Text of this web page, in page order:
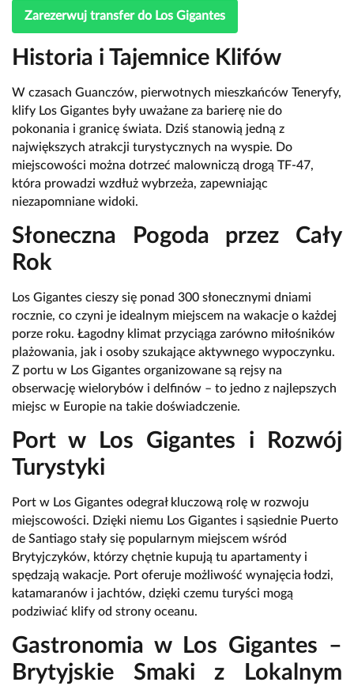
Zarezerwuj transfer do Los Gigantes
Historia i Tajemnice Klifów
W czasach Guanczów, pierwotnych mieszkańców Teneryfy,
klify Los Gigantes były uważane za barierę nie do
pokonania i granicę świata. Dziś stanowią jedną z
największych atrakcji turystycznych na wyspie. Do
miejscowości można dotrzeć malowniczą drogą TF-47,
która prowadzi wzdłuż wybrzeża, zapewniając
niezapomniane widoki.
Słoneczna Pogoda przez Cały
Rok
Los Gigantes cieszy się ponad 300 słonecznymi dniami
rocznie, co czyni je idealnym miejscem na wakacje o każdej
porze roku. Łagodny klimat przyciąga zarówno miłośników
plażowania, jak i osoby szukające aktywnego wypoczynku.
Z portu w Los Gigantes organizowane są rejsy na
obserwację wielorybów i delfinów – to jedno z najlepszych
miejsc w Europie na takie doświadczenie.
Port w Los Gigantes i Rozwój
Turystyki
Port w Los Gigantes odegrał kluczową rolę w rozwoju
miejscowości. Dzięki niemu Los Gigantes i sąsiednie Puerto
de Santiago stały się popularnym miejscem wśród
Brytyjczyków, którzy chętnie kupują tu apartamenty i
spędzają wakacje. Port oferuje możliwość wynajęcia łodzi,
katamaranów i jachtów, dzięki czemu turyści mogą
podziwiać klify od strony oceanu.
Gastronomia w Los Gigantes –
Brytyjskie Smaki z Lokalnym